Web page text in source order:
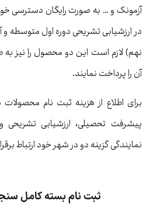
آزمونک و … به صورت رایگان دسترسی
در ارزشیابی تشریحی دوره اول متوسطه و
نهم) لازم است این دو محصول را نیز به
آن را پرداخت نمایند.
برای اطلاع از هزینه ثبت نام
پیشرفت تحصیلی، ارزشیابی تشریحی و
نمایندگی‌ گزینه دو در شهر خود ارتباط
ثبت نام بسته کامل